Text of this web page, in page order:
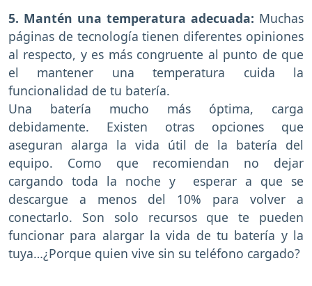
5. Mantén una temperatura adecuada: Muchas
páginas de tecnología tienen diferentes opiniones
al respecto, y es más congruente al punto de que
el mantener una temperatura cuida la
funcionalidad de tu batería.
Una batería mucho más óptima, carga
debidamente. Existen otras opciones que
aseguran alarga la vida útil de la batería del
equipo. Como que recomiendan no dejar
cargando toda la noche y esperar a que se
descargue a menos del 10% para volver a
conectarlo. Son solo recursos que te pueden
funcionar para alargar la vida de tu batería y la
tuya…¿Porque quien vive sin su teléfono cargado?